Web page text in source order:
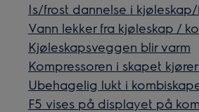
Is/frost dannelse i
Vann lekker fra kjøleskap /
Kjøleskapsveggen blir varm
Kompressoren i skapet
Ubehagelig lukt i
F5 vises på displayet på